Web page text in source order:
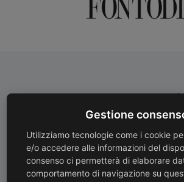
Pagamenti Sicuri
Protezione avanzata con
crittografia SSL
Gestione
Utilizziamo tecnologie come i cookie
e/o accedere alle informazioni del
consenso ci permetterà di elaborare
comportamento di navigazione su